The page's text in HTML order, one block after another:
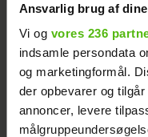
Ansvarlig brug af
Vi og vores 236
indsamle persondata
og marketingformål.
der opbevarer og
annoncer, levere